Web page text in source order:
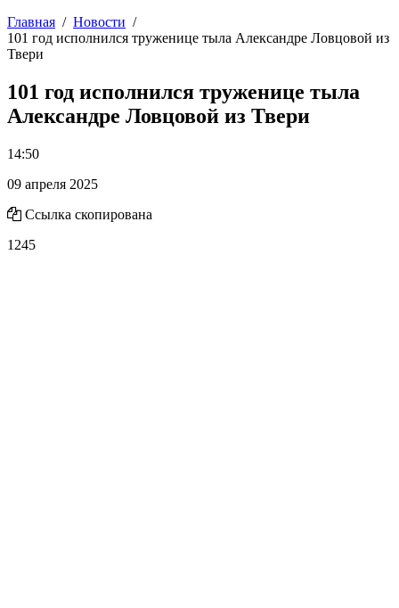
Главная
Новости
101 год исполнился труженице тыла Александре Ловцовой из
Твери
101 год исполнился труженице тыла
Александре Ловцовой из Твери
14:50
09 апреля 2025
Ссылка скопирована
1245